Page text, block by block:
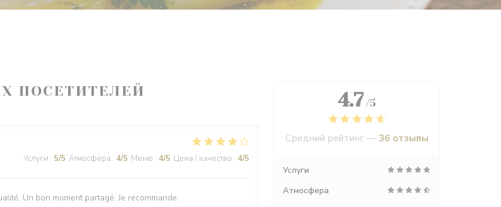
ПОСЕТИТЕЛЕЙ
Услуги : 5/5 Атмосфера : 4/5 Меню : 4/5 Цена / качество : 4/5
Un bon moment partagé. Je recommande.
4.7 /5
Средний рейтинг — 36 отзывы
Услуги
Атмосфера